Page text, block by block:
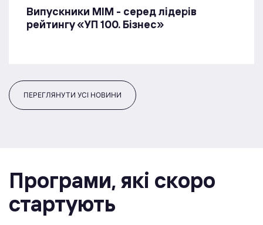
Випускники МІМ - серед лідерів
рейтингу «УП 100. Бізнес»
ПЕРЕГЛЯНУТИ УСІ НОВИНИ
Програми, якi скоро
стартують